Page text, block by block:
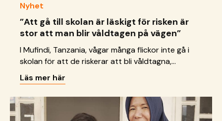
Nyhet
”Att gå till skolan är läskigt för risken är
stor att man blir våldtagen på vägen”
I Mufindi, Tanzania, vågar många flickor inte gå i
skolan för att de riskerar att bli våldtagna,
trakasserade och diskriminerade. ”Att gå till
skolan är läskigt för risken är stor att man blir
våldtagen på vägen,” säger en av flickorna i
området. Många flickor kan heller inte gå i skolan
för att deras utbildning inte &hellip; <a
Läs mer här